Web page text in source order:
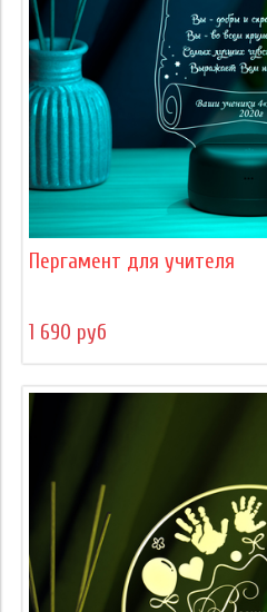
Пергамент для учителя
1 690 руб